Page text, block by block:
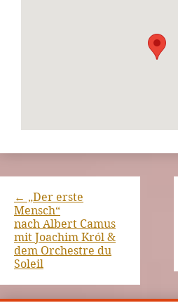
← „Der erste
Mensch“
nach Albert Camus
mit Joachim Król &
dem Orchestre du
Soleil